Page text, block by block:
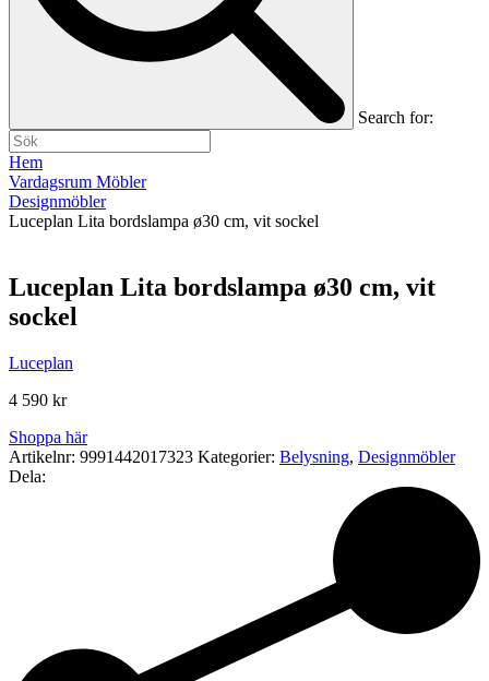
Search for:
Hem
Vardagsrum Möbler
Designmöbler
Luceplan Lita bordslampa ø30 cm, vit sockel
Luceplan Lita bordslampa ø30 cm, vit
sockel
Luceplan
4 590 kr
Shoppa här
Artikelnr: 9991442017323 Kategorier: Belysning, Designmöbler
Dela: